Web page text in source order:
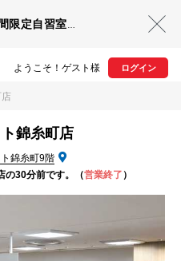
ようこそ！ゲスト様 ログイン
店
錦糸町店
錦糸町9階
30分前です。
（営業終了 ）